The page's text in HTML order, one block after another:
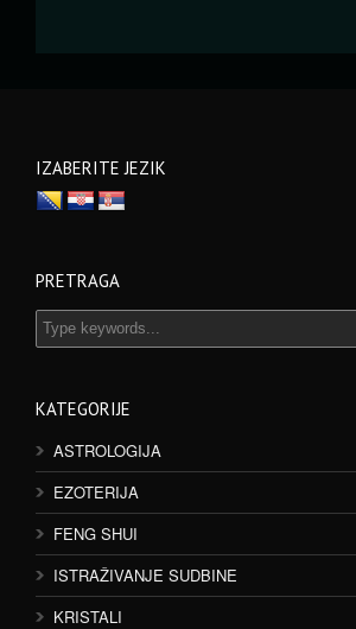
IZABERITE JEZIK
PRETRAGA
KATEGORIJE
ASTROLOGIJA
EZOTERIJA
FENG SHUI
ISTRAŽIVANJE SUDBINE
KRISTALI